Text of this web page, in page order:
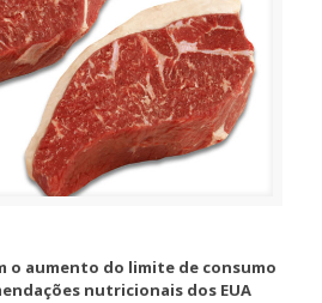
o aumento do limite de consumo
nutricionais dos EUA